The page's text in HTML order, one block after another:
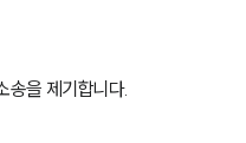
송을 제기합니다.